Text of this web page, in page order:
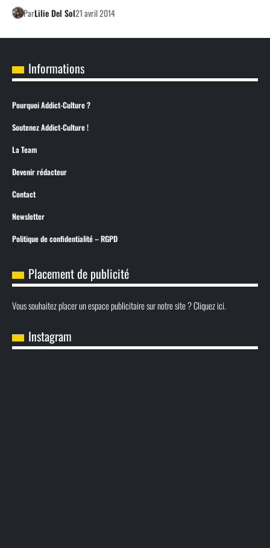
ParLilie Del Sol21 avril 2014
Informations
Pourquoi Addict-Culture ?
Soutenez Addict-Culture !
La Team
Devenir rédacteur
Contact
Newsletter
Politique de confidentialité – RGPD
Placement de publicité
Vous souhaitez placer un espace publicitaire sur notre site ? Cliquez ici.
Instagram